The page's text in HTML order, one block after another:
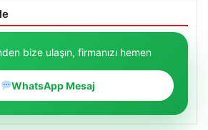
bize ulaşın, firmanızı hemen
WhatsApp Mesaj